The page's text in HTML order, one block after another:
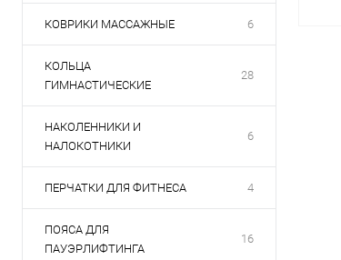
КОВРИКИ МАССАЖНЫЕ 6
КОЛЬЦА
ГИМНАСТИЧЕСКИЕ
28
НАКОЛЕННИКИ И
НАЛОКОТНИКИ
6
ПЕРЧАТКИ ДЛЯ ФИТНЕСА 4
ПОЯСА ДЛЯ
ПАУЭРЛИФТИНГА
16